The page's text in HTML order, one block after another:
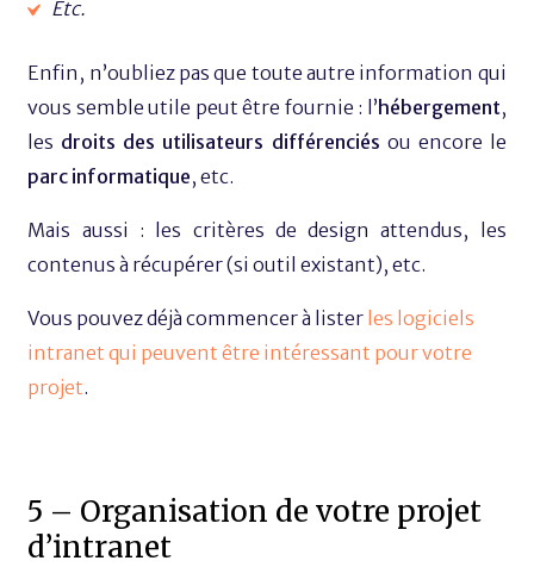
Etc.
Enfin, n’oubliez pas que toute autre information qui
vous semble utile peut être fournie : l’hébergement,
les droits des utilisateurs différenciés ou encore le
parc informatique, etc.
Mais aussi : les critères de design attendus, les
contenus à récupérer (si outil existant), etc.
Vous pouvez déjà commencer à lister les logiciels
intranet qui peuvent être intéressant pour votre
projet.
5 – Organisation de votre projet
d’intranet